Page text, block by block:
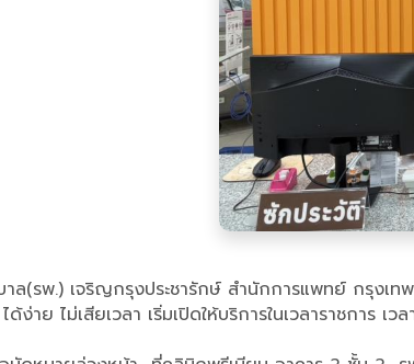
(รพ.) เจริญกรุงประชารักษ์ สำนักการแพทย์ กรุงเท
ด้ง่าย ไม่เสียเวลา เริ่มเปิดให้บริการในเวลาราชกา